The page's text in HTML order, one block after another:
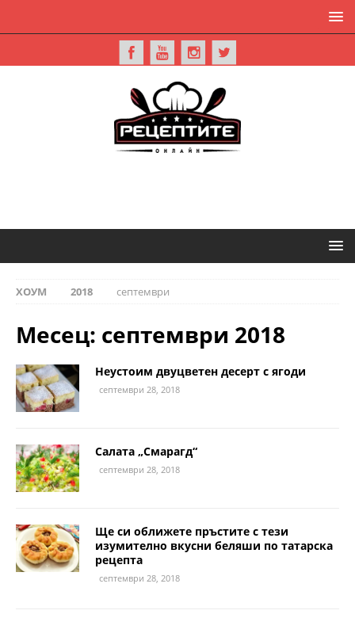
ХОУМ 2018 септември
Месец: септември 2018
Неустоим двуцветен десерт с ягоди
септември 28, 2018
Салата „Смарагд“
септември 28, 2018
Ще си оближете пръстите с тези
изумително вкусни беляши по татарска
рецепта
септември 28, 2018